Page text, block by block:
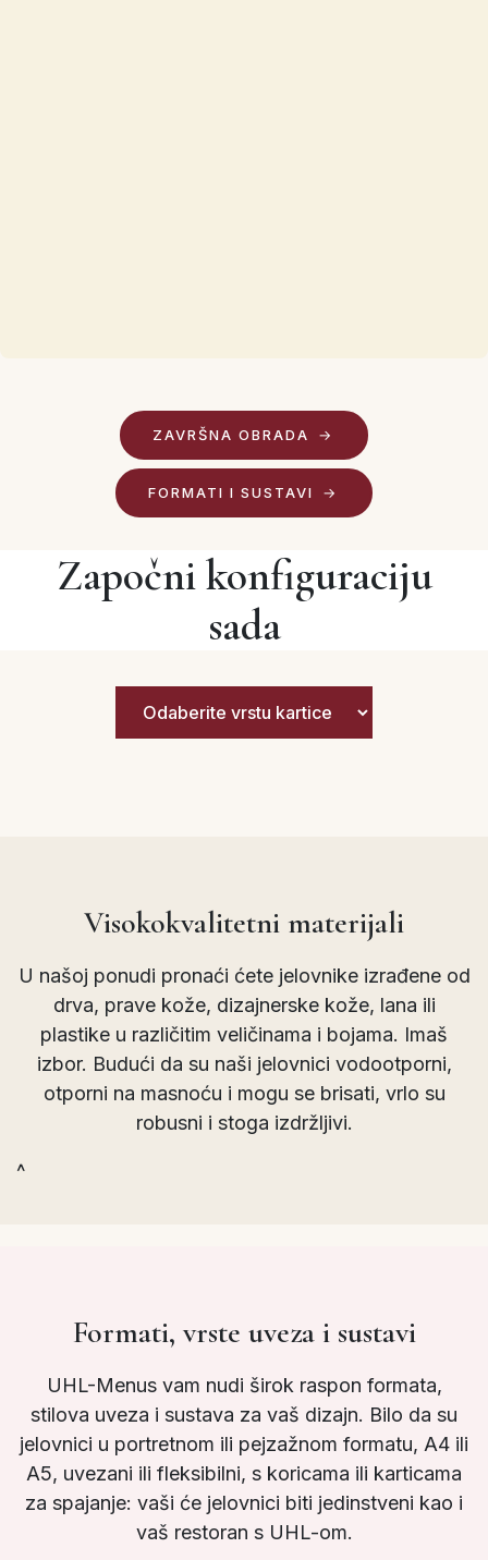
ZAVRŠNA OBRADA
FORMATI I SUSTAVI
Započni konfiguraciju
sada
Visokokvalitetni materijali
U našoj ponudi pronaći ćete jelovnike izrađene od
drva, prave kože, dizajnerske kože, lana ili
plastike u različitim veličinama i bojama. Imaš
izbor. Budući da su naši jelovnici vodootporni,
otporni na masnoću i mogu se brisati, vrlo su
robusni i stoga izdržljivi.
^
Formati, vrste uveza i sustavi
UHL-Menus vam nudi širok raspon formata,
stilova uveza i sustava za vaš dizajn. Bilo da su
jelovnici u portretnom ili pejzažnom formatu, A4 ili
A5, uvezani ili fleksibilni, s koricama ili karticama
za spajanje: vaši će jelovnici biti jedinstveni kao i
vaš restoran s UHL-om.